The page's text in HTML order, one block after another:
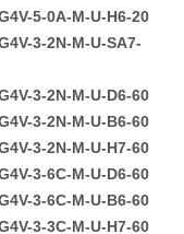
5-0A-M-U-H6-20
3-2N-M-U-SA7-
3-2N-M-U-D6-60
3-2N-M-U-B6-60
3-2N-M-U-H7-60
3-6C-M-U-D6-60
3-6C-M-U-B6-60
3-3C-M-U-H7-60